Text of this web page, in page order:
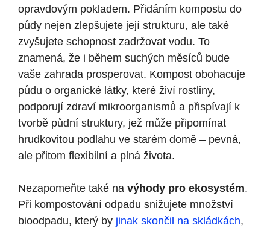
opravdovým pokladem. Přidáním kompostu do
půdy nejen zlepšujete její strukturu, ale také
zvyšujete schopnost zadržovat vodu. To
znamená, že i během suchých měsíců bude
vaše zahrada prosperovat. Kompost obohacuje
půdu o organické látky, které živí rostliny,
podporují zdraví mikroorganismů a přispívají k
tvorbě půdní struktury, jež může připomínat
hrudkovitou podlahu ve starém domě – pevná,
ale přitom flexibilní a plná života.
Nezapomeňte také na výhody pro ekosystém.
Při kompostování odpadu snižujete množství
bioodpadu, který by jinak skončil na skládkách,